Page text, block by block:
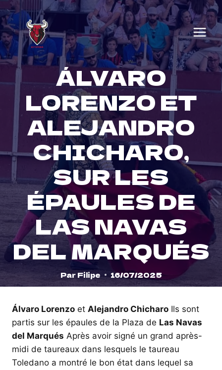
Skip
to
content
ÁLVARO
LORENZO ET
ALEJANDRO
CHICHARO,
SUR LES
ÉPAULES DE
LAS NAVAS
DEL MARQUÉS
Par Filipe 16/07/2025
Álvaro Lorenzo et Alejandro Chicharo Ils sont
partis sur les épaules de la Plaza de Las Navas
del Marqués Après avoir signé un grand après-
midi de taureaux dans lesquels le taureau
Toledano a montré le bon état dans lequel sa